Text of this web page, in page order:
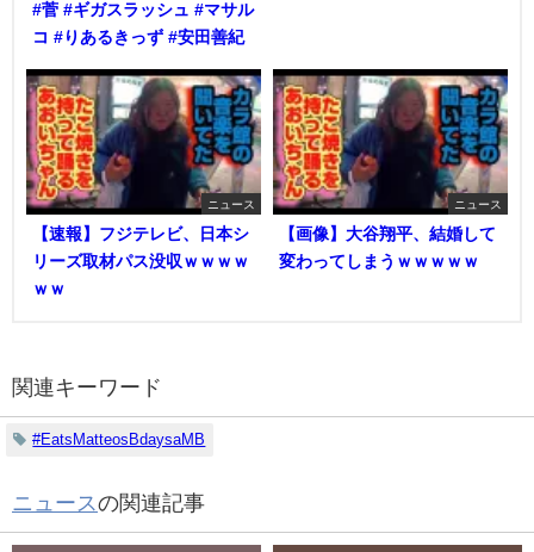
#菅 #ギガスラッシュ #マサル
コ #りあるきっず #安田善紀
ニュース
【速報】フジテレビ、日本シ
リーズ取材パス没収ｗｗｗｗ
ｗｗ
ニュース
【画像】大谷翔平、結婚して
変わってしまうｗｗｗｗｗ
関連キーワード
#EatsMatteosBdaysaMB
ニュースの関連記事